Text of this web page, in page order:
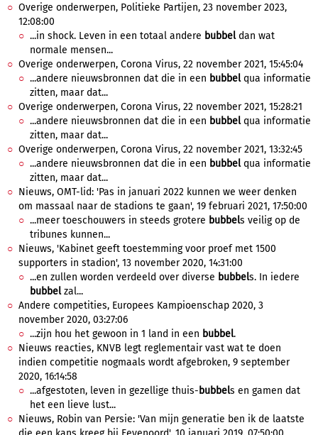
Overige onderwerpen, Politieke Partijen, 23 november 2023,
12:08:00
...in shock. Leven in een totaal andere bubbeldan wat
normale mensen...
Overige onderwerpen, Corona Virus, 22 november 2021, 15:45:04
...andere nieuwsbronnen dat die in een bubbelqua informatie
zitten, maar dat...
Overige onderwerpen, Corona Virus, 22 november 2021, 15:28:21
...andere nieuwsbronnen dat die in een bubbelqua informatie
zitten, maar dat...
Overige onderwerpen, Corona Virus, 22 november 2021, 13:32:45
...andere nieuwsbronnen dat die in een bubbelqua informatie
zitten, maar dat...
Nieuws, OMT-lid: 'Pas in januari 2022 kunnen we weer denken
om massaal naar de stadions te gaan', 19 februari 2021, 17:50:00
...meer toeschouwers in steeds grotere bubbels veilig op de
tribunes kunnen...
Nieuws, 'Kabinet geeft toestemming voor proef met 1500
supporters in stadion', 13 november 2020, 14:31:00
...en zullen worden verdeeld over diverse bubbels. In iedere
bubbelzal...
Andere competities, Europees Kampioenschap 2020, 3
november 2020, 03:27:06
...zijn hou het gewoon in 1 land in een bubbel.
Nieuws reacties, KNVB legt reglementair vast wat te doen
indien competitie nogmaals wordt afgebroken, 9 september
2020, 16:14:58
...afgestoten, leven in gezellige thuis- bubbels en gamen dat
het een lieve lust...
Nieuws, Robin van Persie: 'Van mijn generatie ben ik de laatste